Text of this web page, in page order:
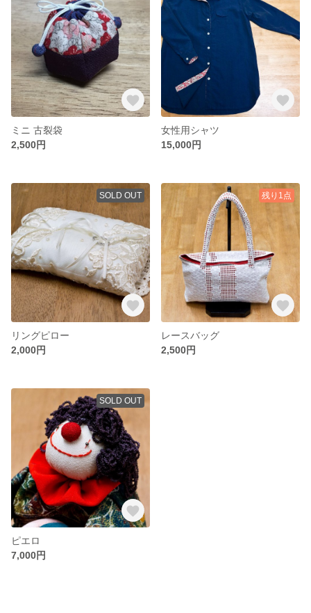
ミニ 古裂袋
2,500円
女性用シャツ
15,000円
SOLD OUT
リングピロー
2,000円
残り1点
レースバッグ
2,500円
SOLD OUT
ピエロ
7,000円